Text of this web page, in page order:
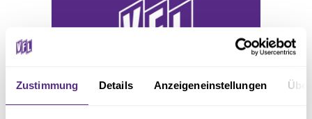
Zustimmung Details Anzeigeneinstellungen